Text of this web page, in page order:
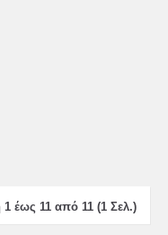
έως 11 από 11 (1 Σελ.)